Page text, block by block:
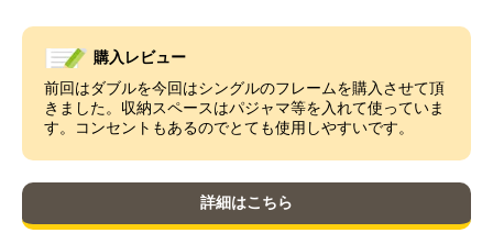
購入レビュー
前回はダブルを今回はシングルのフレームを購入させて頂
きました。収納スペースはパジャマ等を入れて使っていま
す。コンセントもあるのでとても使用しやすいです。
詳細はこちら